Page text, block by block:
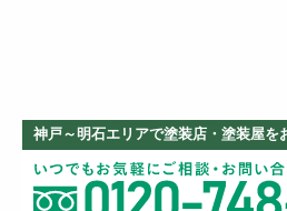
神戸～明石エリアで塗装店・塗装屋を